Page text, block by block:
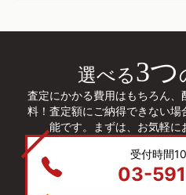
選べる3つ
査定にかかる費用はもちろん
料！査定額にご納得できない
能です。まずは、お気軽
受付時間
03-